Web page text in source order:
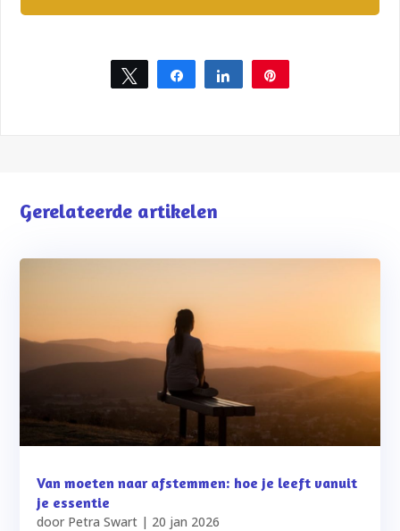
Tweet Share Share
Gerelateerde artikelen
Van moeten naar afstemmen: hoe je leeft vanuit
je essentie
door Petra Swart | 20 jan 2026